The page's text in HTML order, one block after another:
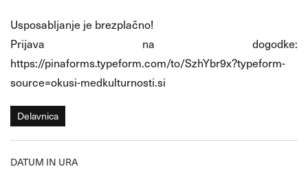
Usposabljanje je brezplačno!
Prijava na dogodke:
https://pinaforms.typeform.com/to/SzhYbr9x?typeform-
source=okusi-medkulturnosti.si
Delavnica
DATUM IN URA